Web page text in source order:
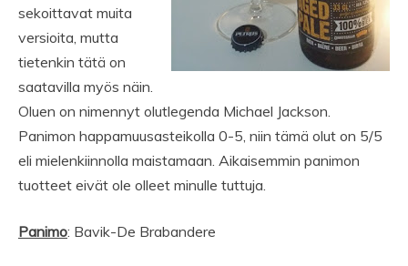
sekoittavat muita
versioita, mutta
tietenkin tätä on
saatavilla myös näin.
Oluen on nimennyt olutlegenda Michael Jackson.
Panimon happamuusasteikolla 0-5, niin tämä olut on 5/5
eli mielenkiinnolla maistamaan. Aikaisemmin panimon
tuotteet eivät ole olleet minulle tuttuja.
Panimo: Bavik-De Brabandere